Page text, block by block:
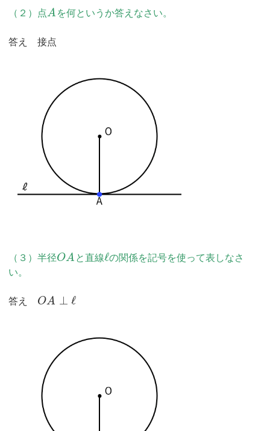
（２）点A を何というか答えなさい。
答え 接点
（３）半径OA と直線ℓの関係を記号を使って表しなさ
い。
答え OA ⊥ ℓ